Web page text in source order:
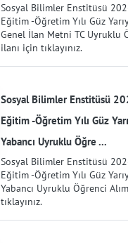
Sosyal Bilimler Enstitüsü
Eğitim -Öğretim Yılı Güz
Genel İlan Metni TC Uyruklu
ilanı için tıklayınız.
Sosyal Bilimler Enstitüsü
Eğitim -Öğretim Yılı Güz
Yabancı Uyruklu Öğre ...
Sosyal Bilimler Enstitüsü
Eğitim -Öğretim Yılı Güz
Yabancı Uyruklu Öğrenci
tıklayınız.